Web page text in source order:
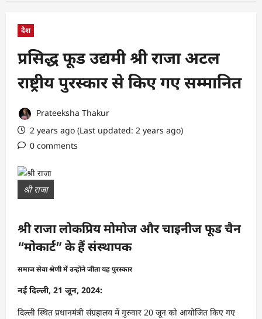
देश
प्रसिद्ध फूड उद्यमी श्री राजा अटल
राष्ट्रीय पुरस्कार से किए गए सम्मानित
Prateeksha Thakur
2 years ago (Last updated: 2 years ago)
0 comments
श्री राजा
श्री राजा लोकप्रिय मोमोज और चाइनीज फूड चैन
“मोकार्ट” के हैं संस्थापक
समाज सेवा श्रेणी में उन्होंने जीता यह पुरस्कार
नई दिल्ली, 21 जून, 2024:
दिल्ली स्थित प्रधानमंत्री संग्रहालय में गुरुवार 20 जून को आयोजित किए गए